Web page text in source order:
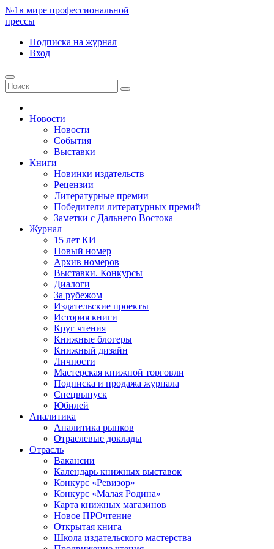
№1в мире профессиональной
прессы
Подписка на журнал
Вход
Новости
Новости
События
Выставки
Книги
Новинки издательств
Рецензии
Литературные премии
Победители литературных премий
Заметки с Дальнего Востока
Журнал
15 лет КИ
Новый номер
Архив номеров
Выставки. Конкурсы
Диалоги
За рубежом
Издательские проекты
История книги
Круг чтения
Книжные блогеры
Книжный дизайн
Личности
Мастерская книжной торговли
Подписка и продажа журнала
Спецвыпуск
Юбилей
Аналитика
Аналитика рынков
Отраслевые доклады
Отрасль
Вакансии
Календарь книжных выставок
Конкурс «Ревизор»
Конкурс «Малая Родина»
Карта книжных магазинов
Новое ПРОчтение
Открытая книга
Школа издательского мастерства